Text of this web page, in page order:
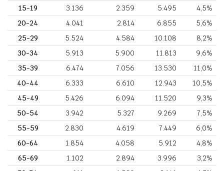
15-19
3.136 2.359 5.495
4,5%
20-24
4.041 2.814 6.855
5,6%
25-29
5.524 4.584 10.108
8,2%
30-34
5.913 5.900 11.813
9,6%
35-39
6.474 7.056 13.530
11,0%
40-44
6.333 6.610 12.943
10,5%
45-49
5.426 6.094 11.520
9,3%
50-54
3.942 5.327 9.269
7,5%
55-59
2.830 4.619 7.449
6,0%
60-64
1.854 4.058 5.912
4,8%
65-69
1.102 2.894 3.996
3,2%